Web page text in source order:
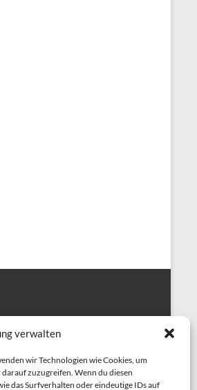
verwalten
wir Technologien wie Cookies, um
zuzugreifen. Wenn du diesen
das Surfverhalten oder eindeutige IDs auf